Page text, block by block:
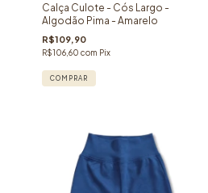
Calça Culote - Cós Largo -
Algodão Pima - Amarelo
R$109,90
R$106,60 com Pix
COMPRAR